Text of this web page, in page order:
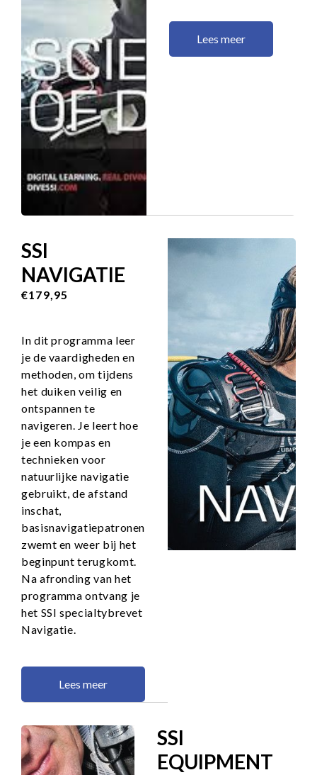
Lees meer
SSI
NAVIGATIE
€179,95
In dit programma leer
je de vaardigheden en
methoden, om tijdens
het duiken veilig en
ontspannen te
navigeren. Je leert hoe
je een kompas en
technieken voor
natuurlijke navigatie
gebruikt, de afstand
inschat,
basisnavigatiepatronen
zwemt en weer bij het
beginpunt terugkomt.
Na afronding van het
programma ontvang je
het SSI specialtybrevet
Navigatie.
Lees meer
SSI
EQUIPMENT